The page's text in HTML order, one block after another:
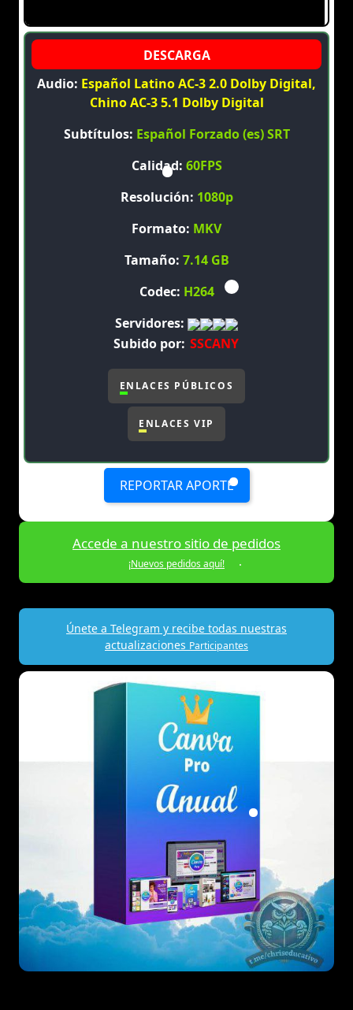
Audio: Español Latino AC-3 2.0 Dolby Digital,
Chino AC-3 5.1 Dolby Digital
Subtítulos: Español Forzado (es) SRT
Calidad: 60FPS
Resolución: 1080p
Formato: MKV
Tamaño: 7.14 GB
Codec: H264
Servidores:
Subido por: SSCANY
ENLACES PÚBLICOS
ENLACES VIP
REPORTAR APORTE
Accede a nuestro sitio de pedidos
¡Nuevos pedidos aquí!
Únete a Telegram y recibe todas nuestras
actualizaciones Participantes